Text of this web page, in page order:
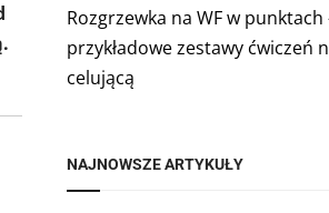
Rozgrzewka na WF w punktach
przykładowe zestawy ćwiczeń
celującą
NAJNOWSZE ARTYKUŁY